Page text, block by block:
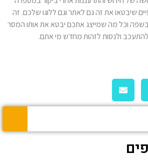
שיבטאו את זה גם לאתר וגם ללוגו שלכם. זה
וכל מה שמייצג אתכם יבטא את אותו המסר
ולנסות לזהות מחדש מי אתם.